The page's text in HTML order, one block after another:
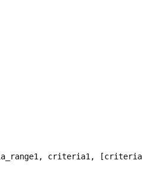
criteria1,